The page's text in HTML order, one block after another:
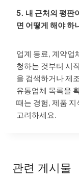
5. 내 근처의 평판
면 어떻게 해야 하
업계 동료, 계약업
청하는 것부터 시
을 검색하거나 제
유통업체 목록을
때는 경험, 제품
고려하세요.
관련 게시물